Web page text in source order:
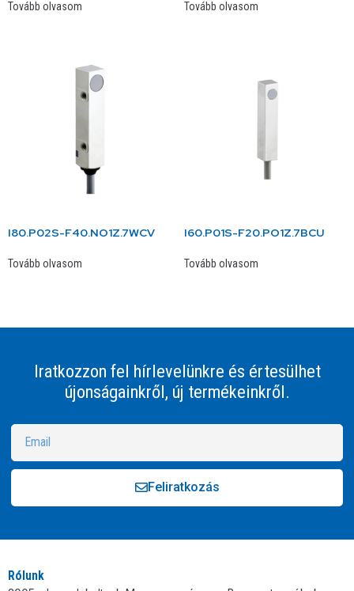
Tovább olvasom Tovább olvasom
I80.P02S-F40.NO1Z.7WCV
Tovább olvasom
I60.P01S-F20.PO1Z.7BCU
Tovább olvasom
Iratkozzon fel hírlevelünkre és értesülhet
újonságainkről, új termékeinkről.
Feliratkozás
Rólunk